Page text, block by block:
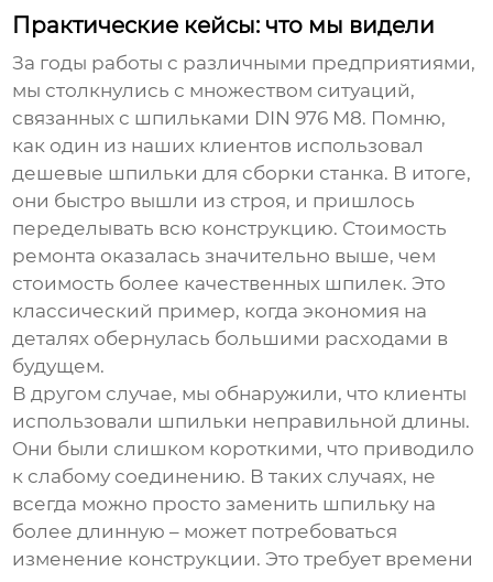
Практические кейсы: что мы видели
За годы работы с различными предприятиями,
мы столкнулись с множеством ситуаций,
связанных с шпильками DIN 976 M8. Помню,
как один из наших клиентов использовал
дешевые шпильки для сборки станка. В итоге,
они быстро вышли из строя, и пришлось
переделывать всю конструкцию. Стоимость
ремонта оказалась значительно выше, чем
стоимость более качественных шпилек. Это
классический пример, когда экономия на
деталях обернулась большими расходами в
будущем.
В другом случае, мы обнаружили, что клиенты
использовали шпильки неправильной длины.
Они были слишком короткими, что приводило
к слабому соединению. В таких случаях, не
всегда можно просто заменить шпильку на
более длинную – может потребоваться
изменение конструкции. Это требует времени